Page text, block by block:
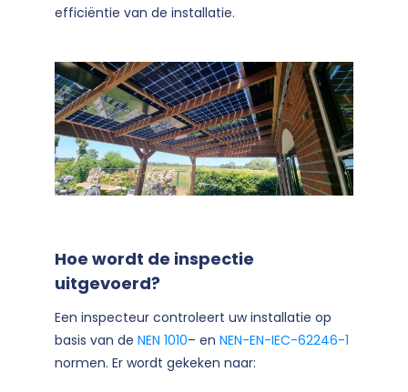
efficiëntie van de installatie.
Hoe wordt de inspectie
uitgevoerd?
Een inspecteur controleert uw installatie op
basis van de NEN 1010– en NEN-EN-IEC-62246-1
normen. Er wordt gekeken naar: